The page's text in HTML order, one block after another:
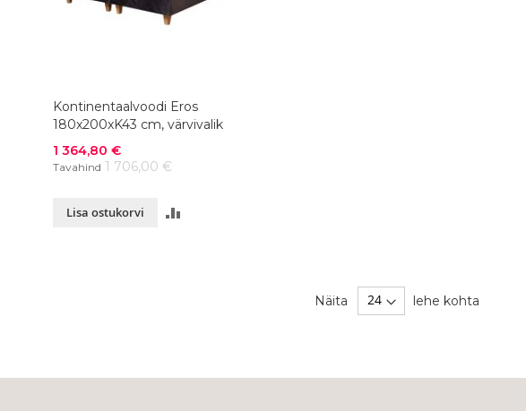
Kontinentaalvoodi Eros
180x200xK43 cm, värvivalik
Soodushind
1 364,80 €
Tavahind 1 706,00 €
Lisa ostukorvi
Näita lehe kohta